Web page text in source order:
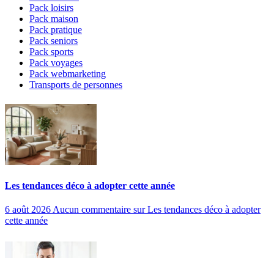
Pack loisirs
Pack maison
Pack pratique
Pack seniors
Pack sports
Pack voyages
Pack webmarketing
Transports de personnes
Les tendances déco à adopter cette année
6 août 2026 Aucun commentaire sur Les tendances déco à adopter
cette année